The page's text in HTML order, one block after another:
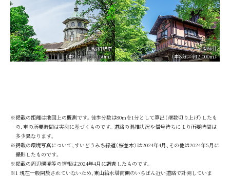
旧昭和塾堂
（車9分／約2,150m）
揚輝荘
（車8分／約2.000m）
※掲載の距離は地図上の概測です。徒歩分数は80mを1分として算出（端数切り上げ）したも
の、車の所要時間は実測に基づくものです。道路の混雑状況や信号待ちにより所要時間は
多少異なります。
※掲載の環境写真について、すいどうみち緑道（桜並木）は2024年4月、その他は2024年5月に
撮影したものです。
※掲載の周辺環境等の情報は2024年4月に調査したものです。
※1 現在一般開放されていないため、東山給水塔南側のいちばん近い道路で計測していま